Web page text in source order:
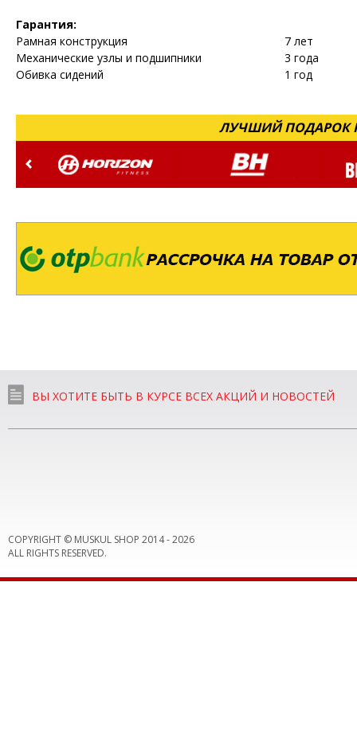
Гарантия:
Рамная конструкция
7 лет
Механические узлы и подшипники
3 года
Обивка сидений
1 год
ЛУЧШИЙ ПОДАРОК
ВЫ ХОТИТЕ БЫТЬ В КУРСЕ ВСЕХ АКЦИЙ И НОВОСТЕЙ
COPYRIGHT © MUSKUL SHOP 2014 -2026
ALL RIGHTS RESERVED.